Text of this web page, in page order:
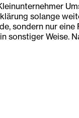
solange
sondern nur
sonstiger Weise.